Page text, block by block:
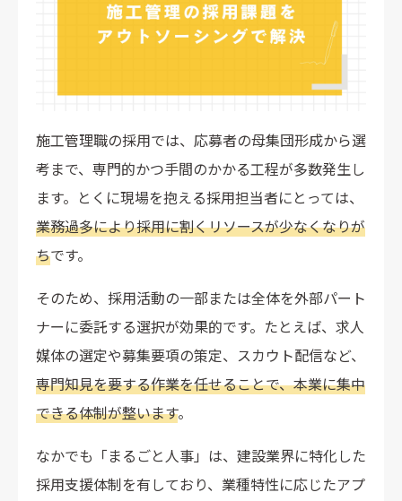
施工管理職の採用では、応募者の母集団形成から選
考まで、専門的かつ手間のかかる工程が多数発生し
ます。とくに現場を抱える採用担当者にとっては、
業務過多により採用に割くリソースが少なくなりが
ちです。
そのため、採用活動の一部または全体を外部パート
ナーに委託する選択が効果的です。たとえば、求人
媒体の選定や募集要項の策定、スカウト配信など、
専門知見を要する作業を任せることで、本業に集中
できる体制が整います。
なかでも「まるごと人事」は、建設業界に特化した
採用支援体制を有しており、業種特性に応じたアプ